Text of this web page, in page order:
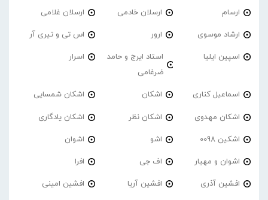
ارسام ارسلان خادمی ارسلان غلامی
ارشاد موسوی ارور اس تی و تیری آر
اسپین ایلیا
استاد ایرج و حامد
ضرغامی
اسرار
اسماعیل کناری اشکان اشکان شمسایی
اشکان مهدوی اشکان نظر اشکان یادگاری
اشکین 0098 اشو اشوان
اشوان و مهیار اف جی افرا
افشین آذری افشین آریا افشین امینی